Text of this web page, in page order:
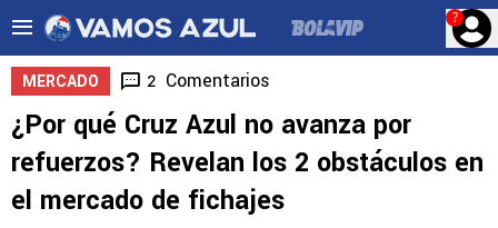
?
MERCADO 2 Comentarios
¿Por qué Cruz Azul no avanza por
refuerzos? Revelan los 2 obstáculos en
el mercado de fichajes